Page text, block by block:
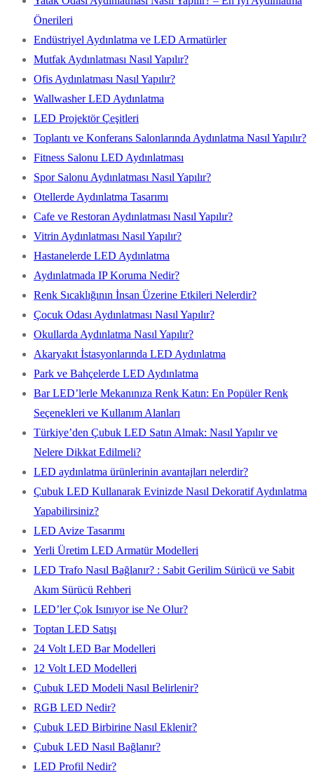
Önerileri
Endüstriyel Aydınlatma ve LED Armatürler
Mutfak Aydınlatması Nasıl Yapılır?
Ofis Aydınlatması Nasıl Yapılır?
Wallwasher LED Aydınlatma
LED Projektör Çeşitleri
Toplantı ve Konferans Salonlarında Aydınlatma Nasıl Yapılır?
Fitness Salonu LED Aydınlatması
Spor Salonu Aydınlatması Nasıl Yapılır?
Otellerde Aydınlatma Tasarımı
Cafe ve Restoran Aydınlatması Nasıl Yapılır?
Vitrin Aydınlatması Nasıl Yapılır?
Hastanelerde LED Aydınlatma
Aydınlatmada IP Koruma Nedir?
Renk Sıcaklığının İnsan Üzerine Etkileri Nelerdir?
Çocuk Odası Aydınlatması Nasıl Yapılır?
Okullarda Aydınlatma Nasıl Yapılır?
Akaryakıt İstasyonlarında LED Aydınlatma
Park ve Bahçelerde LED Aydınlatma
Bar LED’lerle Mekanınıza Renk Katın: En Popüler Renk
Seçenekleri ve Kullanım Alanları
Türkiye’den Çubuk LED Satın Almak: Nasıl Yapılır ve
Nelere Dikkat Edilmeli?
LED aydınlatma ürünlerinin avantajları nelerdir?
Çubuk LED Kullanarak Evinizde Nasıl Dekoratif Aydınlatma
Yapabilirsiniz?
LED Avize Tasarımı
Yerli Üretim LED Armatür Modelleri
LED Trafo Nasıl Bağlanır? : Sabit Gerilim Sürücü ve Sabit
Akım Sürücü Rehberi
LED’ler Çok Isınıyor ise Ne Olur?
Toptan LED Satışı
24 Volt LED Bar Modelleri
12 Volt LED Modelleri
Çubuk LED Modeli Nasıl Belirlenir?
RGB LED Nedir?
Çubuk LED Birbirine Nasıl Eklenir?
Çubuk LED Nasıl Bağlanır?
LED Profil Nedir?